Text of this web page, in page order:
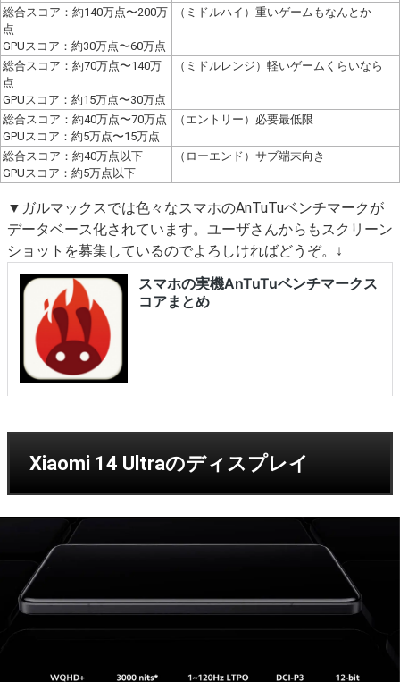
総合スコア：約140万点〜200万
点
GPUスコア：約30万点〜60万点
（ミドルハイ）重いゲームもなんとか
総合スコア：約70万点〜140万
点
GPUスコア：約15万点〜30万点
（ミドルレンジ）軽いゲームくらいなら
総合スコア：約40万点〜70万点
GPUスコア：約5万点〜15万点
（エントリー）必要最低限
総合スコア：約40万点以下
GPUスコア：約5万点以下
（ローエンド）サブ端末向き
▼ガルマックスでは色々なスマホのAnTuTuベンチマークが
データベース化されています。ユーザさんからもスクリーン
ショットを募集しているのでよろしければどうぞ。↓
Xiaomi 14 Ultraのディスプレイ